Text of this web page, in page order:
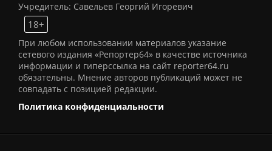
Учредитель: Савельев Георгий Игоревич
18+
При любом использовании материалов указание
сетевого издания «Репортер64» в качестве источника
информации и гиперссылка на сайт reporter64.ru
обязательны. Мнение авторов публикаций может не
совпадать с позицией редакции.
Политика конфиденциальности